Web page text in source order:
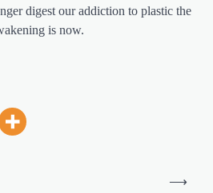
digest our addiction to plastic the
is now.
⟶